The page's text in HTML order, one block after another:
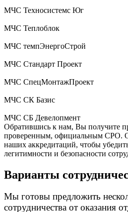
МЧС Техносистемс Юг
МЧС Теплоблок
МЧС темпЭнергоСтрой
МЧС Стандарт Проект
МЧС СпецМонтажПроект
МЧС СК Базис
МЧС СБ Девелопмент
Обратившись к нам, Вы получите
проверенным, официальным СРО.
наших аккредитаций, чтобы
легитимности и безопасности
Варианты
Мы готовы предложить
сотрудничества от оказания